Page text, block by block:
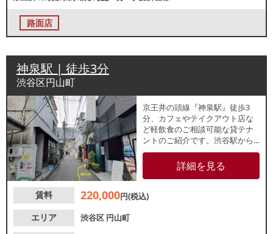
路面店
神泉駅 | 徒歩3分
渋谷区円山町
京王井の頭線『神泉駅』徒歩3
分、カフェやテイクアウト店な
ど軽飲食のご相談可能な貸テナ
ントのご紹介です。渋谷駅から
もアクセス可能な好立地！約5.4
坪の小箱物件で新規出店をお考
えの方にもおすすめです。業種
い。
詳細を見る
賃料 220,000円(税込)
エリア
渋谷区 円山町